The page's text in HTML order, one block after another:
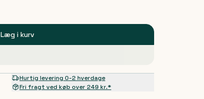
Læg i kurv
Hurtig levering 0-2 hverdage
Fri fragt ved køb over 249 kr.*